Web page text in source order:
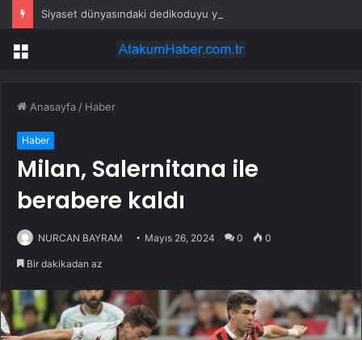
Siyaset dünyasındaki dedikoduyu yalanlayan yok
Menü
Anasayfa / Haber
Haber
Milan, Salernitana ile
berabere kaldı
NURCAN BAYRAM Mayıs 26, 2024 0 0
Bir dakikadan az